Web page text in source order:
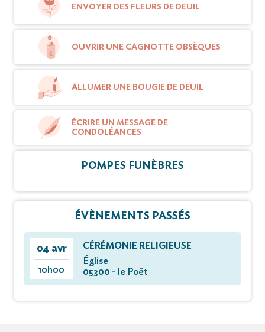
ENVOYER DES FLEURS DE DEUIL
OUVRIR UNE CAGNOTTE OBSÈQUES
ALLUMER UNE BOUGIE DE DEUIL
ÉCRIRE UN MESSAGE DE
CONDOLÉANCES
POMPES FUNÈBRES
ÉVÈNEMENTS PASSÉS
04 avr
10h00
CÉRÉMONIE RELIGIEUSE
Église
05300 - le Poët